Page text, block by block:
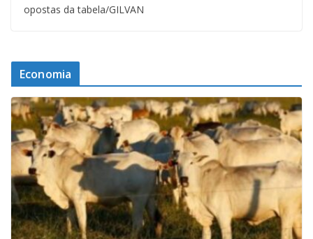
opostas da tabela/GILVAN
Economia